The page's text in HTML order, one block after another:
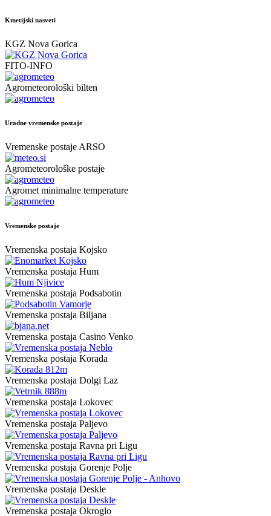
Kmetijski nasveti
KGZ Nova Gorica
FITO-INFO
Agrometeorološki bilten
Uradne vremenske postaje
Vremenske postaje ARSO
Agrometeorološke postaje
Agromet minimalne temperature
Vremenske postaje
Vremenska postaja Kojsko
Vremenska postaja Hum
Vremenska postaja Podsabotin
Vremenska postaja Biljana
Vremenska postaja Casino Venko
Vremenska postaja Korada
Vremenska postaja Dolgi Laz
Vremenska postaja Lokovec
Vremenska postaja Paljevo
Vremenska postaja Ravna pri Ligu
Vremenska postaja Gorenje Polje
Vremenska postaja Deskle
Vremenska postaja Okroglo